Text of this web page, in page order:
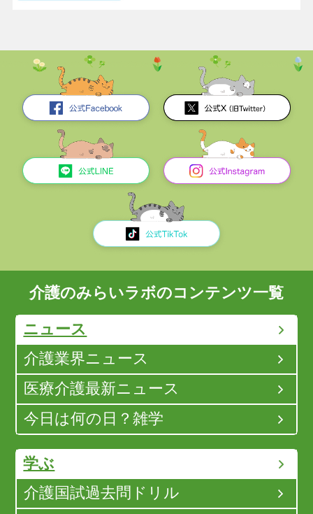
介護のみらいラボのコンテンツ一覧
ニュース
介護業界ニュース
医療介護最新ニュース
今日は何の日？雑学
学ぶ
介護国試過去問ドリル